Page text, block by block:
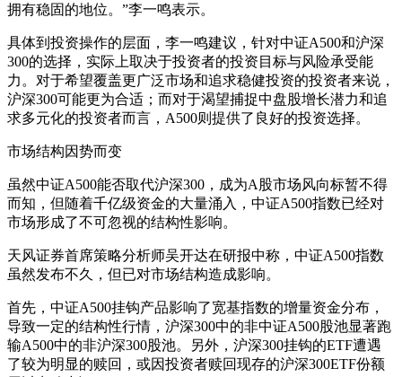
拥有稳固的地位。”李一鸣表示。
具体到投资操作的层面，李一鸣建议，针对中证A500和沪深
300的选择，实际上取决于投资者的投资目标与风险承受能
力。对于希望覆盖更广泛市场和追求稳健投资的投资者来说，
沪深300可能更为合适；而对于渴望捕捉中盘股增长潜力和追
求多元化的投资者而言，A500则提供了良好的投资选择。
市场结构因势而变
虽然中证A500能否取代沪深300，成为A股市场风向标暂不得
而知，但随着千亿级资金的大量涌入，中证A500指数已经对
市场形成了不可忽视的结构性影响。
天风证券首席策略分析师吴开达在研报中称，中证A500指数
虽然发布不久，但已对市场结构造成影响。
首先，中证A500挂钩产品影响了宽基指数的增量资金分布，
导致一定的结构性行情，沪深300中的非中证A500股池显著跑
输A500中的非沪深300股池。另外，沪深300挂钩的ETF遭遇
了较为明显的赎回，或因投资者赎回现存的沪深300ETF份额